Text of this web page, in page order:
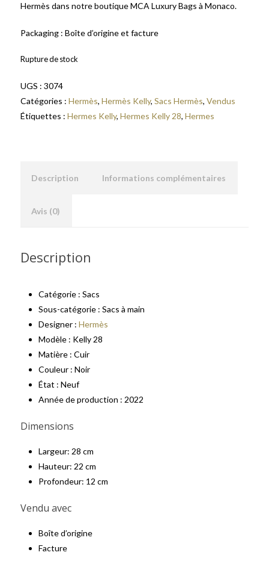
Hermès dans notre boutique MCA Luxury Bags à Monaco.
Packaging : Boîte d’origine et facture
Rupture de stock
UGS : 3074
Catégories : Hermès, Hermès Kelly, Sacs Hermès, Vendus
Étiquettes : Hermes Kelly, Hermes Kelly 28, Hermes
Description Informations complémentaires
Avis (0)
Description
Catégorie : Sacs
Sous-catégorie : Sacs à main
Designer : Hermès
Modèle : Kelly 28
Matière : Cuir
Couleur : Noir
État : Neuf
Année de production : 2022
Dimensions
Largeur: 28 cm
Hauteur: 22 cm
Profondeur: 12 cm
Vendu avec
Boîte d’origine
Facture